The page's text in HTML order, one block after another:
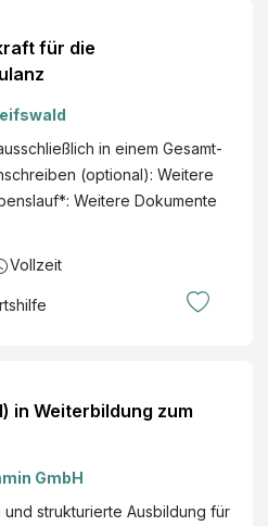
für die
in einem Gesamt-
(optional): Weitere
Weitere Dokumente
Vollzeit
in Weiterbildung zum
GmbH
strukturierte Ausbildung für